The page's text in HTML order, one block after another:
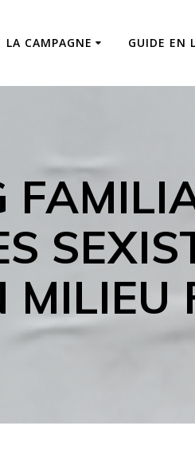
LA CAMPAGNE GUIDE EN
MILIEU